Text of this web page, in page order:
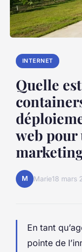
INTERNET
Quelle
web pour
M Marie18 mars
En tant
pointe de